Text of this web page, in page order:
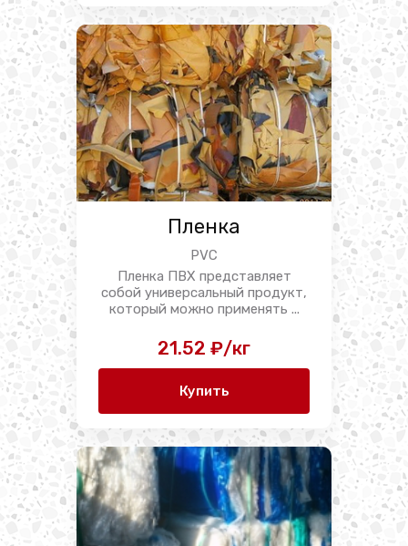
Пленка
PVC
Пленка ПВХ представляет
собой универсальный продукт,
который можно применять ...
21.52 ₽/кг
Купить